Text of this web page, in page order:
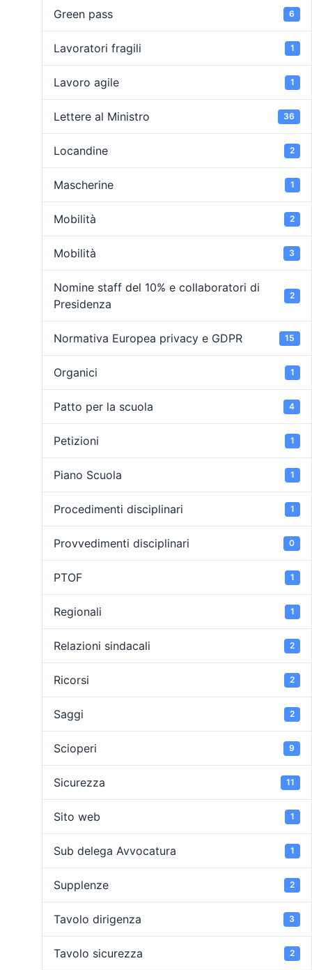
Green pass 6
Lavoratori fragili 1
Lavoro agile 1
Lettere al Ministro 36
Locandine 2
Mascherine 1
Mobilità 2
Mobilità 3
Nomine staff del 10% e collaboratori di
Presidenza
2
Normativa Europea privacy e GDPR 15
Organici 1
Patto per la scuola 4
Petizioni 1
Piano Scuola 1
Procedimenti disciplinari 1
Provvedimenti disciplinari 0
PTOF 1
Regionali 1
Relazioni sindacali 2
Ricorsi 2
Saggi 2
Scioperi 9
Sicurezza 11
Sito web 1
Sub delega Avvocatura 1
Supplenze 2
Tavolo dirigenza 3
Tavolo sicurezza 2